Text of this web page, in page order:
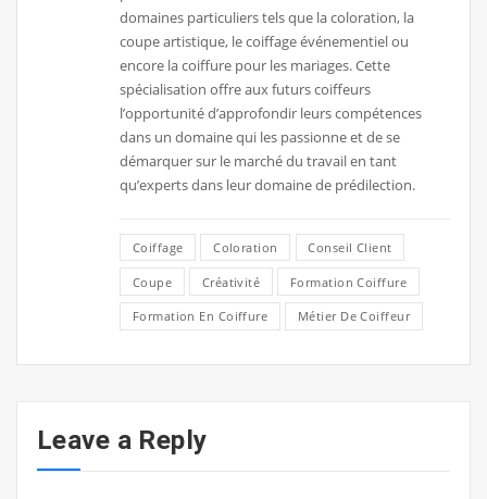
domaines particuliers tels que la coloration, la
coupe artistique, le coiffage événementiel ou
encore la coiffure pour les mariages. Cette
spécialisation offre aux futurs coiffeurs
l’opportunité d’approfondir leurs compétences
dans un domaine qui les passionne et de se
démarquer sur le marché du travail en tant
qu’experts dans leur domaine de prédilection.
Coiffage Coloration Conseil Client
Coupe Créativité Formation Coiffure
Formation En Coiffure Métier De Coiffeur
Leave a Reply